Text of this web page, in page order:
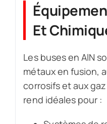
Et
Les buses en AlN
métaux en fusion,
corrosifs et aux
rend idéales pour :